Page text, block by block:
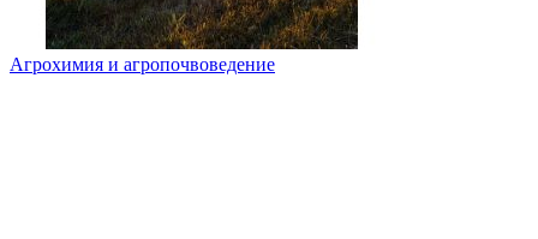
Агрохимия и агропочвоведение